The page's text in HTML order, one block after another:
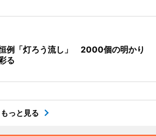
例「灯ろう流し」 2000個の明かり
る
もっと見る